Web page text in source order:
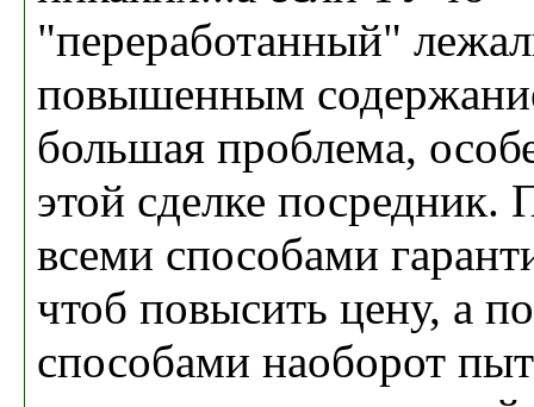
"переработанный"
повышенным
большая проблема,
этой сделке посредник.
всеми способами
чтоб повысить цену, а
способами наоборот